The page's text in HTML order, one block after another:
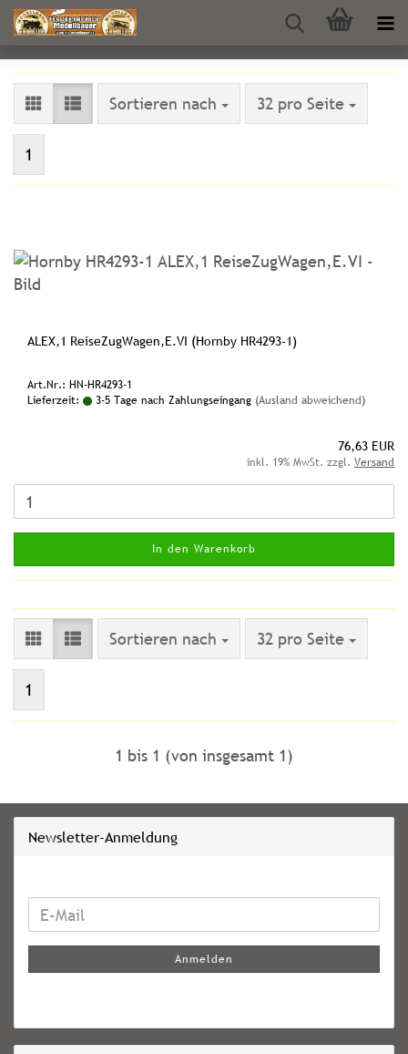
Sortieren nach
Sortieren nach 32 pro Seite
pro Seite
1
ALEX,1 ReiseZugWagen,E.VI (Hornby HR4293-1)
Art.Nr.: HN-HR4293-1
Lieferzeit:
3-5 Tage nach Zahlungseingang (Ausland abweichend)
76,63 EUR
inkl. 19% MwSt. zzgl. Versand
In den Warenkorb
Sortieren nach
Sortieren nach 32 pro Seite
pro Seite
1
1 bis 1 (von insgesamt 1)
Newsletter-Anmeldung
WEITER
ZUR
ANMELDUNG
E-
Anmelden